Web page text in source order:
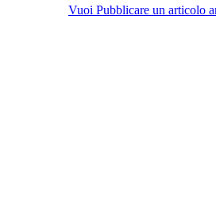
Vuoi Pubblicare un articolo